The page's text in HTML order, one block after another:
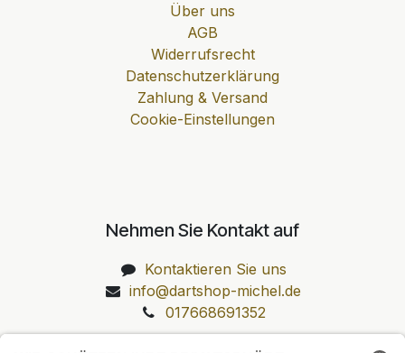
Über uns
AGB
Widerrufsrecht
Datenschutzerklärung
Zahlung & Versand
Cookie-Einstellungen
Nehmen Sie Kontakt auf
Kontaktieren Sie uns
info@dartshop-michel.de
017668691352